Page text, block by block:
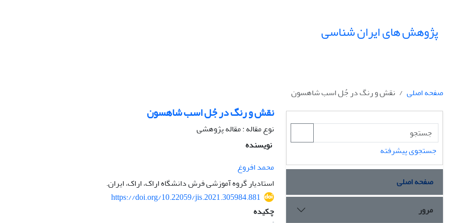
پژوهش های ایران شناسی
صفحه اصلی نقش و رنگ در جُل اسب شاهسون
نقش و رنگ در جُل اسب شاهسون
نوع مقاله : مقاله پژوهشی
نویسنده
محمد افروغ
استادیار گروه آموزشی فرش دانشگاه اراک، اراک، ایران.
https://doi.org/10.22059/jis.2021.305984.881
چکیده
جستجوی پیشرفته
صفحه اصلی
مرور